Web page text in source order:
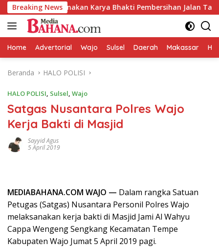
Langsung
ke
konten
Breaking News
Laksanakan Karya Bhakti Pembersihan Jalan Tani dan
Home Advertorial Wajo Sulsel Daerah Makassar
Beranda HALO POLISI
HALO POLISI, Sulsel, Wajo
Satgas Nusantara Polres Wajo
Kerja Bakti di Masjid
Sayyid Agus
5 April 2019
MEDIABAHANA.COM WAJO — Dalam rangka Satuan
Petugas (Satgas) Nusantara Personil Polres Wajo
melaksanakan kerja bakti di Masjid Jami Al Wahyu
Cappa Wengeng Sengkang Kecamatan Tempe
Kabupaten Wajo Jumat 5 April 2019 pagi.